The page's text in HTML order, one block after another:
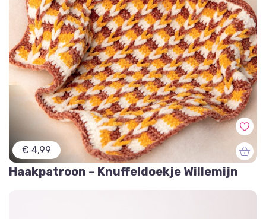
€ 4,99
Haakpatroon – Knuffeldoekje Willemijn